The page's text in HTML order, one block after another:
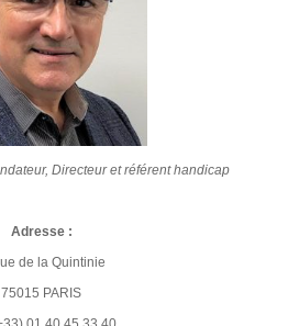
Directeur et référent handicap
Adresse :
de la Quintinie
75015 PARIS